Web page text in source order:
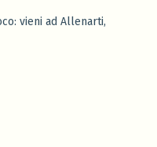
vieni ad Allenarti,